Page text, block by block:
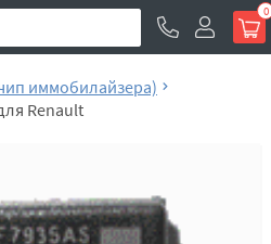
0
иммобилайзера)
Renault